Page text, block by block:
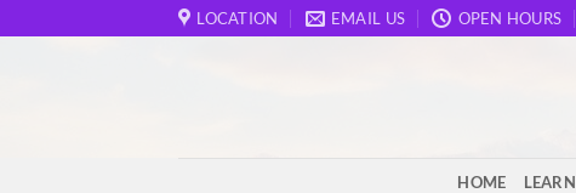
to
LOCATION EMAIL US OPEN HOURS
HOME LEARN